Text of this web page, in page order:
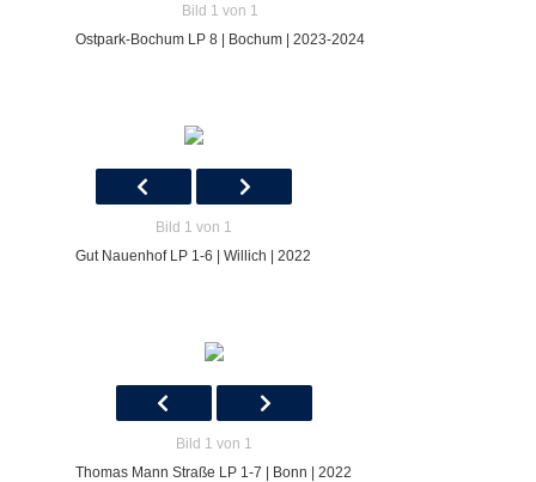
Bild 1 von 1
Ostpark-Bochum LP 8 | Bochum | 2023-2024
Bild 1 von 1
Gut Nauenhof LP 1-6 | Willich | 2022
Bild 1 von 1
Thomas Mann Straße LP 1-7 | Bonn | 2022